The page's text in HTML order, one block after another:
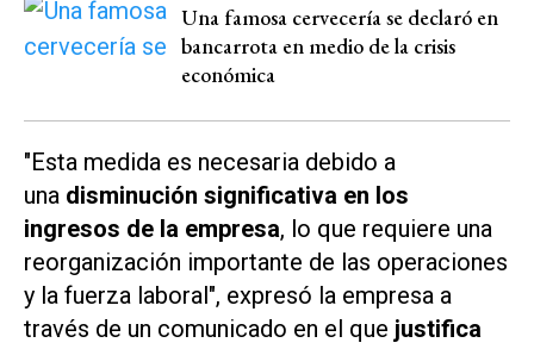
Una famosa cervecería se declaró en
bancarrota en medio de la crisis
económica
"Esta medida es necesaria debido a
una disminución significativa en los
ingresos de la empresa, lo que requiere una
reorganización importante de las operaciones
y la fuerza laboral", expresó la empresa a
través de un comunicado en el que justifica